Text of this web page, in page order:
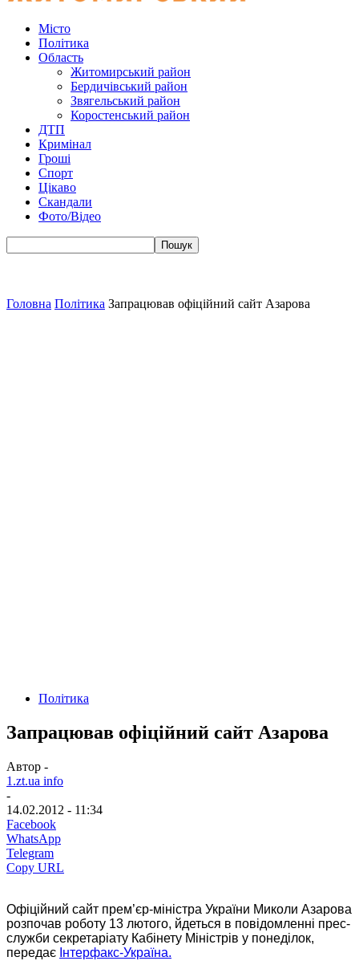
Місто
Політика
Область
Житомирський район
Бердичівський район
Звягельський район
Коростенський район
ДТП
Кримінал
Гроші
Спорт
Цікаво
Скандали
Фото/Відео
Головна Політика Запрацював офіційний сайт Азарова
Політика
Запрацював офіційний сайт Азарова
Автор -
1.zt.ua info
-
14.02.2012 - 11:34
Facebook
WhatsApp
Telegram
Copy URL
Офіційний сайт прем’єр-міністра України Миколи Азарова
розпочав роботу 13 лютого, йдеться в повідомленні прес-
служби секретаріату Кабінету Міністрів у понеділок,
передає Інтерфакс-Україна.